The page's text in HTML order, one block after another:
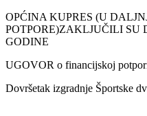
OPĆINA KUPRES (U
POTPORE)ZAKLJUČILI SU
GODINE
UGOVOR o financijskoj
Dovršetak izgradnje Športske